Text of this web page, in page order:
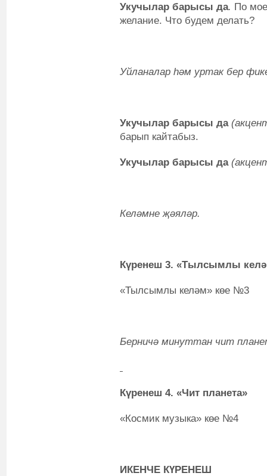
Укучылар барысы да. По
желание. Что будем делать?
Уйланалар һәм уртак бер
Укучылар барысы да
барып кайтабыз.
Укучылар барысы да
Келәмне җәяләр.
Күренеш 3. «Тылсымлы
«Тылсымлы келәм» көе №3
Берничә минуттан чит
Күренеш 4. «Чит планета»
«Космик музыка» көе №4
ИКЕНЧЕ КҮРЕНЕШ